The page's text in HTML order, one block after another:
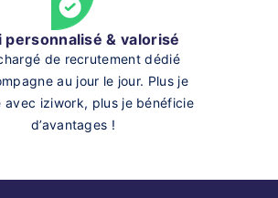
personnalisé & valorisé
de recrutement dédié
au jour le jour. Plus je
avec iziwork, plus je bénéficie
d’avantages !